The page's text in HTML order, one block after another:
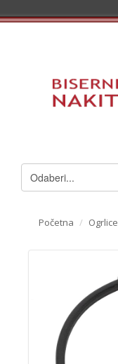
Registracija
Pregledani artikli
Početna / Ogrlice